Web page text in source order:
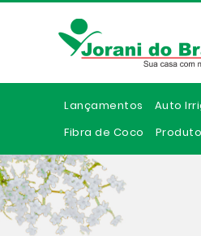
Lançamentos Auto
Fibra de Coco